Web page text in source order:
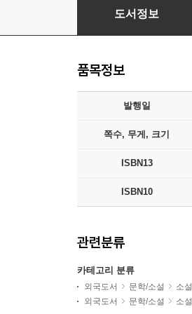
Catcher in the Rye
도서정보
품목정보
발행일
쪽수, 무게, 크기
ISBN13
ISBN10
관련분류
카테고리 분류
외국도서 문학/소설 소설
외국도서
문학/소설 소설